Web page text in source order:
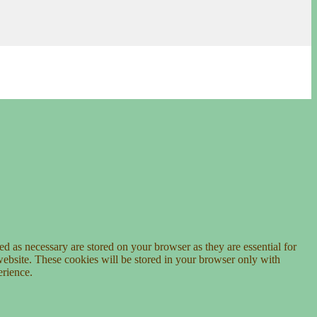
necessary are stored on your browser as they are essential for
These cookies will be stored in your browser only with